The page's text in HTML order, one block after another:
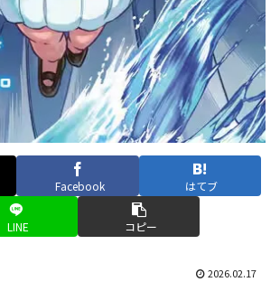
Facebook はてブ
LINE コピー
2026.02.17